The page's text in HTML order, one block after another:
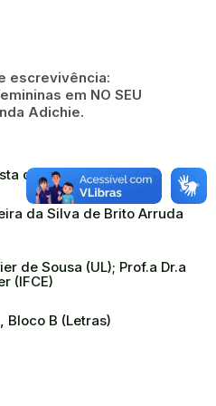
escrevivência:
em NO SEU
Adichie.
de Oliveira
da Silva de Brito Arruda
de Sousa (UL); Prof.a Dr.a
(IFCE)
Bloco B (Letras)